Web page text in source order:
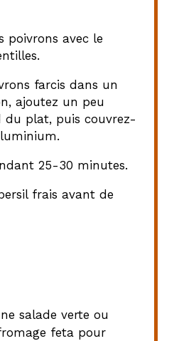
poivrons avec le
farcis dans un
ajoutez un peu
du plat, puis couvrez-
25-30 minutes.
frais avant de
salade verte ou
feta pour